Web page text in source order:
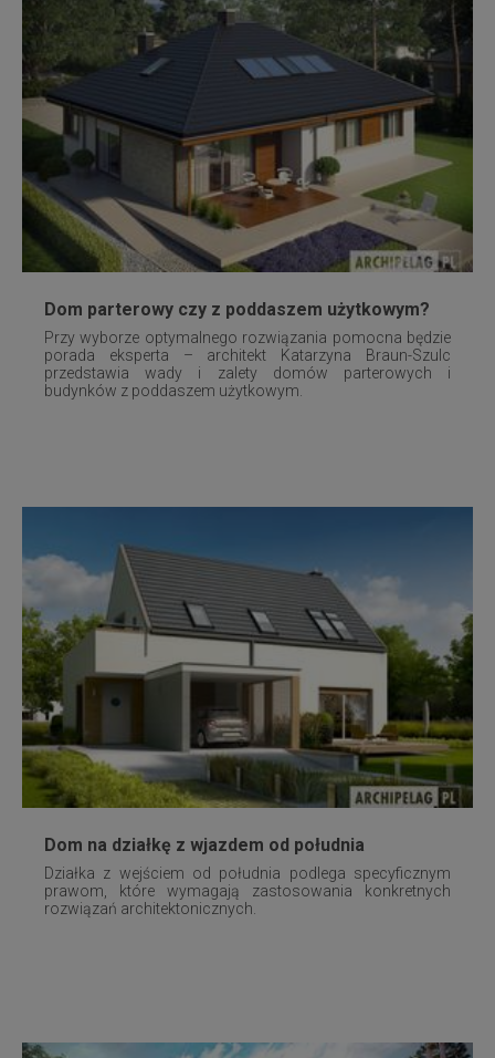
Dom parterowy czy z poddaszem użytkowym?
Przy wyborze optymalnego rozwiązania pomocna będzie
porada eksperta – architekt Katarzyna Braun-Szulc
przedstawia wady i zalety domów parterowych i
budynków z poddaszem użytkowym.
Dom na działkę z wjazdem od południa
Działka z wejściem od południa podlega specyficznym
prawom, które wymagają zastosowania konkretnych
rozwiązań architektonicznych.